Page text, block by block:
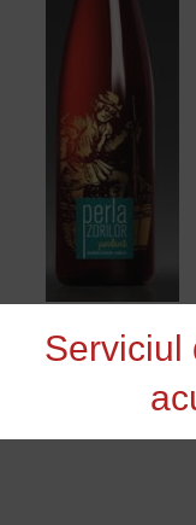
Vinuri
Serviciul